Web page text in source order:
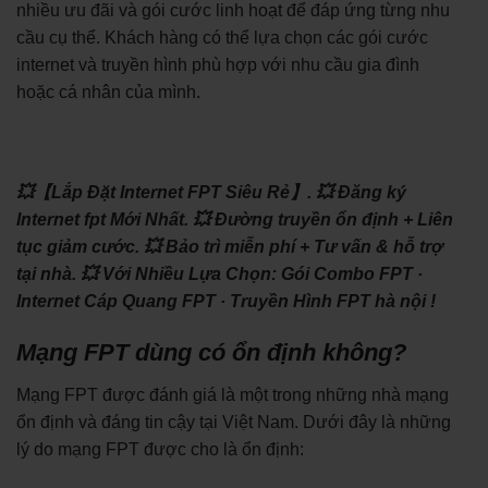
nhiều ưu đãi và gói cước linh hoạt để đáp ứng từng nhu
cầu cụ thể. Khách hàng có thể lựa chọn các gói cước
internet và truyền hình phù hợp với nhu cầu gia đình
hoặc cá nhân của mình.
💥【Lắp Đặt Internet FPT Siêu Rẻ】. 💥 Đăng ký
Internet fpt Mới Nhất. 💥 Đường truyền ổn định + Liên
tục giảm cước. 💥 Bảo trì miễn phí + Tư vấn & hỗ trợ
tại nhà. 💥 Với Nhiều Lựa Chọn: ‎Gói Combo FPT ·
‎Internet Cáp Quang FPT · ‎Truyền Hình FPT hà nội !
Mạng FPT dùng có ổn định không?
Mạng FPT được đánh giá là một trong những nhà mạng
ổn định và đáng tin cậy tại Việt Nam. Dưới đây là những
lý do mạng FPT được cho là ổn định: